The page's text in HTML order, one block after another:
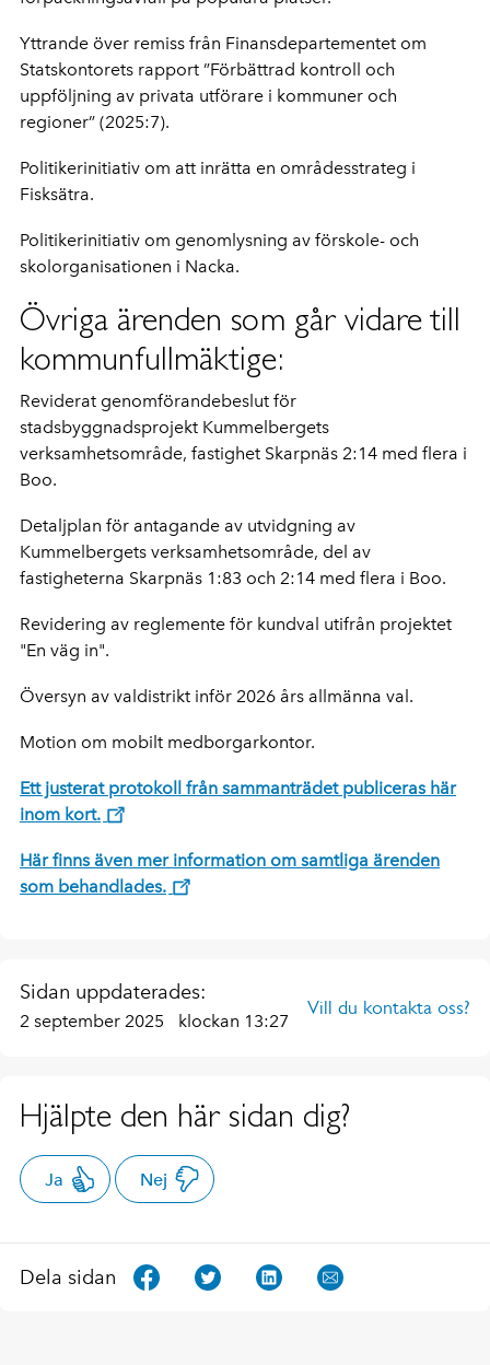
Yttrande över remiss från Finansdepartementet om
Statskontorets rapport ”Förbättrad kontroll och
uppföljning av privata utförare i kommuner och
regioner” (2025:7).
Politikerinitiativ om att inrätta en områdesstrateg i
Fisksätra.
Politikerinitiativ om genomlysning av förskole- och
skolorganisationen i Nacka.
Övriga ärenden som går vidare till
kommunfullmäktige:
Reviderat genomförandebeslut för
stadsbyggnadsprojekt Kummelbergets
verksamhetsområde, fastighet Skarpnäs 2:14 med flera i
Boo.
Detaljplan för antagande av utvidgning av
Kummelbergets verksamhetsområde, del av
fastigheterna Skarpnäs 1:83 och 2:14 med flera i Boo.
Revidering av reglemente för kundval utifrån projektet
"En väg in".
Översyn av valdistrikt inför 2026 års allmänna val.
Motion om mobilt medborgarkontor.
Ett justerat protokoll från sammanträdet publiceras här
inom kort.
Här finns även mer information om samtliga ärenden
som behandlades.
Sidan uppdaterades:
2 september 2025 klockan 13:27
Vill du kontakta oss?
Hjälpte den här sidan dig?
Ja Nej
Dela sidan